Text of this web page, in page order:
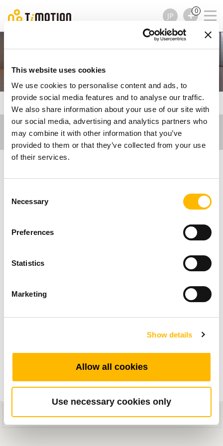
This website uses cookies
We use cookies to personalise content and ads, to
provide social media features and to analyse our traffic.
We also share information about your use of our site with
our social media, advertising and analytics partners who
may combine it with other information that you’ve
provided to them or that they’ve collected from your use
of their services.
Selection
Necessary
Preferences
Statistics
Marketing
Show details
Allow all cookies
Use necessary cookies only
JP
0
スクリーン/テレビリフト
TiMOTION Ergo Motion スクリーン/テレビリフト
スクリーン・テレビス
タンド向け 電動昇降ソ
リューション
デジタル時代が進むにつれて、私たちのコミュ
ニティと、情報、コミュニケーション、学習、
レジャーに対するアプローチは大きく変化して
います。機器のデジタル化が進むなか、テレビ
やインタラクティブスクリーン、デジタルボー
ド は、日常生活のあらゆる場面で欠かせない存
在となりました。。これらのデバイスは、従来
はテーブルやスタンドに設置されるのが一般的
でした。。その配置方法にはスペースの問題や
見た目の課題がつきものでした。そうした課題
を解決するのが、電動昇降機能を備えたモニタ
ー・テレビスタンドです。ボタンひとつで高さ